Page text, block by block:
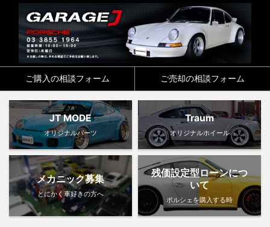
ご購入の相談フォーム ご売却の相談フォーム
JT MODE
オリジナルパーツ
Traum
オリジナルホイール
メカニック募集
とにかく車好きの方へ
残価設定型ローンにつ
いて
ポルシェを購入する時